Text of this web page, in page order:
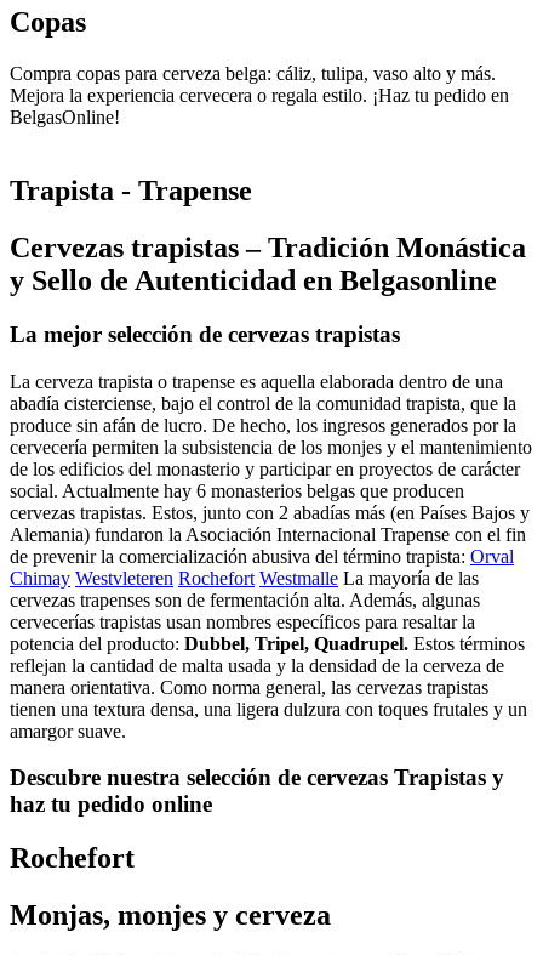
Copas
Compra copas para cerveza belga: cáliz, tulipa, vaso alto y más.
Mejora la experiencia cervecera o regala estilo. ¡Haz tu pedido en
BelgasOnline!
Trapista - Trapense
Cervezas trapistas – Tradición Monástica
y Sello de Autenticidad en Belgasonline
La mejor selección de cervezas trapistas
La cerveza trapista o trapense es aquella elaborada dentro de una
abadía cisterciense, bajo el control de la comunidad trapista, que la
produce sin afán de lucro. De hecho, los ingresos generados por la
cervecería permiten la subsistencia de los monjes y el mantenimiento
de los edificios del monasterio y participar en proyectos de carácter
social. Actualmente hay 6 monasterios belgas que producen
cervezas trapistas. Estos, junto con 2 abadías más (en Países Bajos y
Alemania) fundaron la Asociación Internacional Trapense con el fin
de prevenir la comercialización abusiva del término trapista: Orval
Chimay Westvleteren Rochefort Westmalle La mayoría de las
cervezas trapenses son de fermentación alta. Además, algunas
cervecerías trapistas usan nombres específicos para resaltar la
potencia del producto: Dubbel, Tripel, Quadrupel. Estos términos
reflejan la cantidad de malta usada y la densidad de la cerveza de
manera orientativa. Como norma general, las cervezas trapistas
tienen una textura densa, una ligera dulzura con toques frutales y un
amargor suave.
Descubre nuestra selección de cervezas Trapistas y
haz tu pedido online
Rochefort
Monjas, monjes y cerveza